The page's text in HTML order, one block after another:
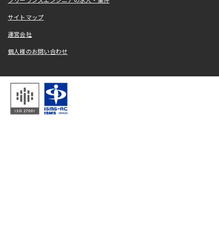
サイトマップ
運営会社
個人様のお問い合わせ